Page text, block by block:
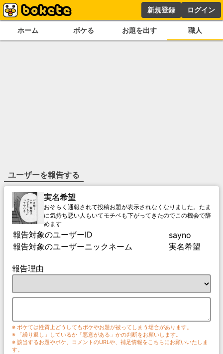
新規登録 ログイン
ホーム ボケる お題を出す 職人
ユーザーを報告する
実名希望
おそらく通報されて投稿お題が表示されなくなりました。たま
に気持ち悪い人もいてモチベも下がってきたのでこの機会で辞
めます
報告対象のユーザーID
sayno
報告対象のユーザーニックネーム
実名希望
報告理由
※ ボケては性質上どうしてもボケやお題が被ってしまう場合があります。
※ 「繰り返し」しているか「悪意がある」かの判断をお願いします。
※ 該当するお題やボケ、コメントのURLや、補足情報をこちらにお願いいたしま
す。